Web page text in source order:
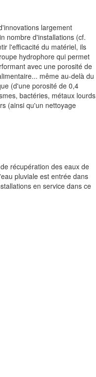
largement
nombre d'installations (cf.
l'efficacité du matériel, ils
hydrophore qui permet
avec une porosité de
même au-delà du
(d'une porosité de 0,4
bactéries, métaux lourds
(ainsi qu'un nettoyage
récupération des eaux de
pluviale est entrée dans
en service dans ce